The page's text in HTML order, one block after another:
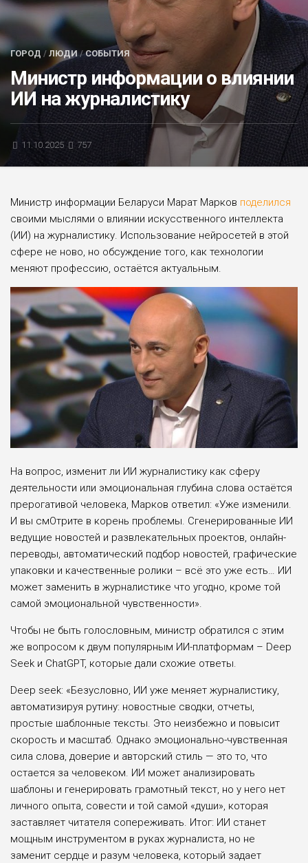
БЛИЦ-ОПРОС
АФИША
ГОРОД / ЛЮДИ/СОБЫТИЯ
Министр информации о влиянии
ИИ на журналистику
11.10.2025 757
Министр информации Беларуси Марат Марков поделился
своими мыслями о влиянии искусственного интеллекта
(ИИ) на журналистику. Использование нейросетей в этой
сфере не ново, но обсуждение того, как технологии
меняют профессию, остаётся актуальным.
На вопрос, изменит ли ИИ журналистику как сферу
деятельности или эмоциональная глубина слова остаётся
прерогативой человека, Марков ответил: «Уже изменили.
И вы смОтрите в корень проблемы. Сгенерированные ИИ
ведущие новостей и развлекательных проектов, онлайн-
переводы, автоматический подбор новостей, графические
упаковки и качественные ролики – всё это уже есть… ИИ
может заменить в журналистике что угодно, кроме той
самой эмоциональной чувственности».
Чтобы не быть голословным, министр обратился с этим
же вопросом к двум популярным ИИ-платформам – Deep
Seek и ChatGPT, которые дали схожие ответы.
Deep seek: «Безусловно, ИИ уже меняет журналистику,
автоматизируя рутину: новостные сводки, отчеты,
простые шаблонные тексты. Это неизбежно и повысит
скорость и масштаб. Однако эмоционально-чувственная
сила слова, доверие и авторский стиль — это то, что
остается за человеком. ИИ может анализировать
шаблоны и генерировать грамотный текст, но у него нет
личного опыта, совести и той самой «души», которая
заставляет читателя сопереживать. Итог: ИИ станет
мощным инструментом в руках журналиста, но не
заменит сердце и разум человека, который задает